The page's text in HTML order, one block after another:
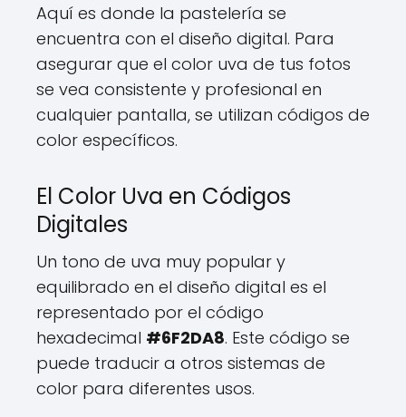
Aquí es donde la pastelería se
encuentra con el diseño digital. Para
asegurar que el color uva de tus fotos
se vea consistente y profesional en
cualquier pantalla, se utilizan códigos de
color específicos.
El Color Uva en Códigos
Digitales
Un tono de uva muy popular y
equilibrado en el diseño digital es el
representado por el código
hexadecimal #6F2DA8. Este código se
puede traducir a otros sistemas de
color para diferentes usos.